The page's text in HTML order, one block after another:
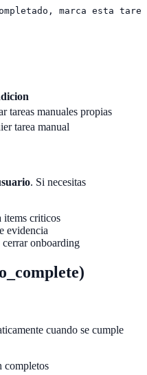
marca esta
tareas manuales propias
tarea manual
. Si necesitas
items criticos
evidencia
cerrar onboarding
cuando se cumple
completos